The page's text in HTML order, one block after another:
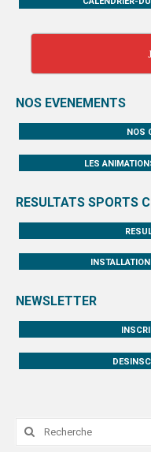
NOS EVENEMENTS
NOS
LES
RESULTATS SPORTS
NEWSLETTER
Rechercher